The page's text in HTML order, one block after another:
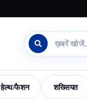
हेल्थ/फैशन शख्सियत
Dharm Madhya-